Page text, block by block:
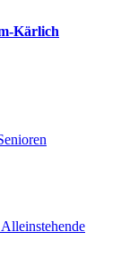
Kärlich